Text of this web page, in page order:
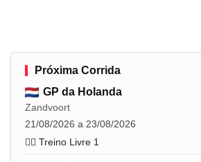
Próxima Corrida
GP da Holanda
Zandvoort
21/08/2026 a 23/08/2026
🏋️‍♂️ Treino Livre 1